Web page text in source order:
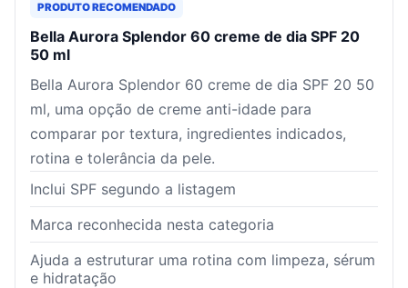
PRODUTO RECOMENDADO
Bella Aurora Splendor 60 creme de dia SPF 20
50 ml
Bella Aurora Splendor 60 creme de dia SPF 20 50
ml, uma opção de creme anti-idade para
comparar por textura, ingredientes indicados,
rotina e tolerância da pele.
Inclui SPF segundo a listagem
Marca reconhecida nesta categoria
Ajuda a estruturar uma rotina com limpeza, sérum
e hidratação